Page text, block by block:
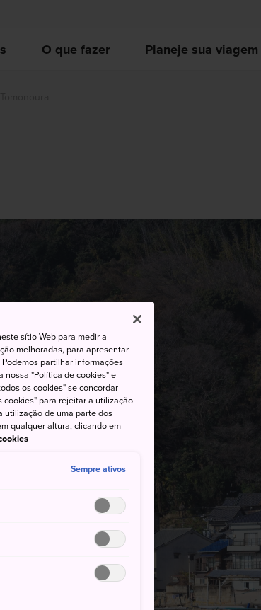
O que fazer Planeje sua viagem
sítio Web para medir a
melhoradas, para apresentar
partilhar informações
nossa "Política de cookies" e
os cookies" se concordar
cookies" para rejeitar a utilização
utilização de uma parte dos
qualquer altura, clicando em
Sempre ativos